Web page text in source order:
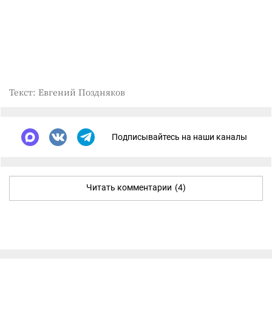
Текст: Евгений Поздняков
Подписывайтесь на наши каналы
Читать комментарии (4)